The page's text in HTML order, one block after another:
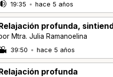
19:35 • hace 5 años
profunda,
Mtra. Julia Ramanoelina
39:50 • hace 5 años
profunda